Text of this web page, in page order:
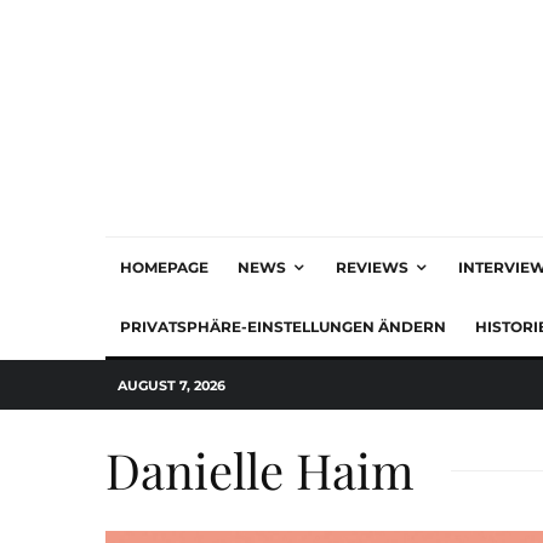
HOMEPAGE NEWS REVIEWS
PRIVATSPHÄRE-EINSTELLUNGEN ÄNDERN
AUGUST 7, 2026
Danielle Haim